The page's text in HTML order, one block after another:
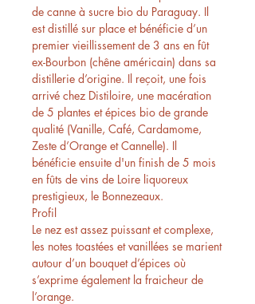
de canne à sucre bio du Paraguay. Il
est distillé sur place et bénéficie d’un
premier vieillissement de 3 ans en fût
ex-Bourbon (chêne américain) dans sa
distillerie d’origine. Il reçoit, une fois
arrivé chez Distiloire, une macération
de 5 plantes et épices bio de grande
qualité (Vanille, Café, Cardamome,
Zeste d’Orange et Cannelle). Il
bénéficie ensuite d'un finish de 5 mois
en fûts de vins de Loire liquoreux
prestigieux, le Bonnezeaux.
Profil
Le nez est assez puissant et complexe,
les notes toastées et vanillées se marient
autour d’un bouquet d’épices où
s’exprime également la fraicheur de
l’orange.